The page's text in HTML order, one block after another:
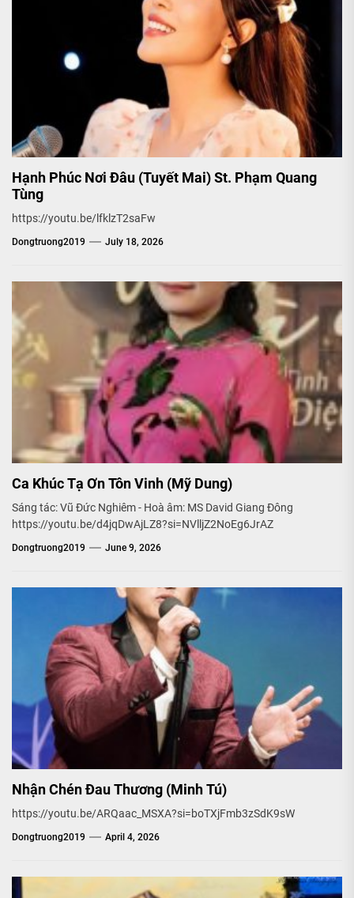
Hạnh Phúc Nơi Đâu (Tuyết Mai) St. Phạm Quang
Tùng
https://youtu.be/lfklzT2saFw
Dongtruong2019 July 18, 2026
Ca Khúc Tạ Ơn Tôn Vinh (Mỹ Dung)
Sáng tác: Vũ Đức Nghiêm - Hoà âm: MS David Giang Đông
https://youtu.be/d4jqDwAjLZ8?si=NVlljZ2NoEg6JrAZ
Dongtruong2019 June 9, 2026
Nhận Chén Đau Thương (Minh Tú)
https://youtu.be/ARQaac_MSXA?si=boTXjFmb3zSdK9sW
Dongtruong2019 April 4, 2026